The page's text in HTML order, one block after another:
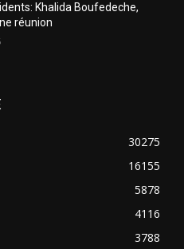
Khalida Boufedeche,
réunion
30275
16155
5878
4116
3788